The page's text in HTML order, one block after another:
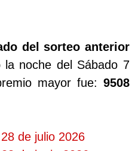
del sorteo anterior
noche del Sábado 7
mayor fue: 9508
de julio 2026